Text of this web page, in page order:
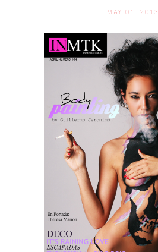
MAY 01. 2013